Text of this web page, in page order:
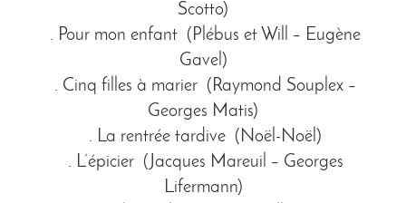
Scotto)
. Pour mon enfant (Plébus et Will – Eugène
Gavel)
. Cinq filles à marier (Raymond Souplex –
Georges Matis)
. La rentrée tardive (Noël-Noël)
. L’épicier (Jacques Mareuil – Georges
Lifermann)